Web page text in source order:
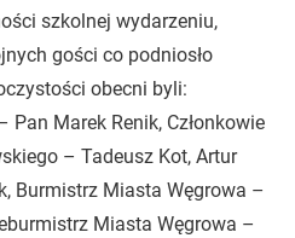
szkolnej wydarzeniu,
gości co podniosło
obecni byli:
Marek Renik, Członkowie
– Tadeusz Kot, Artur
Burmistrz Miasta Węgrowa –
Miasta Węgrowa –